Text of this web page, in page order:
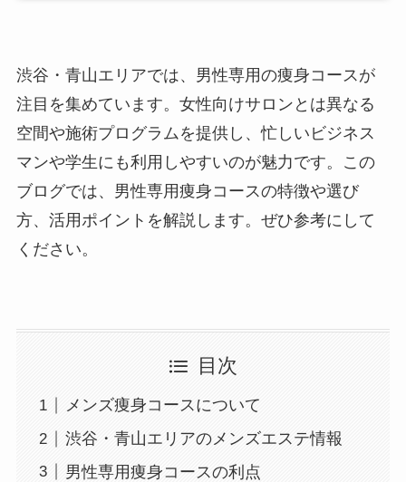
渋谷・青山エリアでは、男性専用の痩身コースが
注目を集めています。女性向けサロンとは異なる
空間や施術プログラムを提供し、忙しいビジネス
マンや学生にも利用しやすいのが魅力です。この
ブログでは、男性専用痩身コースの特徴や選び
方、活用ポイントを解説します。ぜひ参考にして
ください。
目次
メンズ痩身コースについて
渋谷・青山エリアのメンズエステ情報
男性専用痩身コースの利点